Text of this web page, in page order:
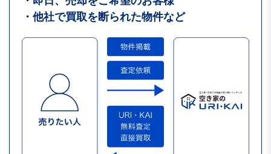
・他社で買取を断られた物件など